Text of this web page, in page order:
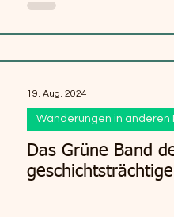
Das Grüne Band
Wanderungen in anderen
19. Aug. 2024